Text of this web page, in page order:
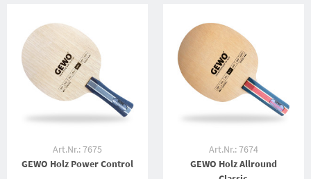
Art.Nr.: 7675
GEWO Holz Power Control
Art.Nr.: 7674
GEWO Holz Allround